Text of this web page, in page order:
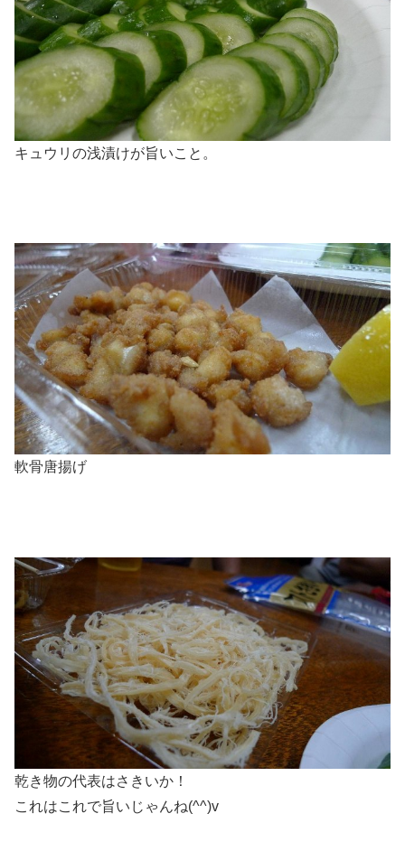
キュウリの浅漬けが旨いこと。
軟骨唐揚げ
乾き物の代表はさきいか！
これはこれで旨いじゃんね(^^)v